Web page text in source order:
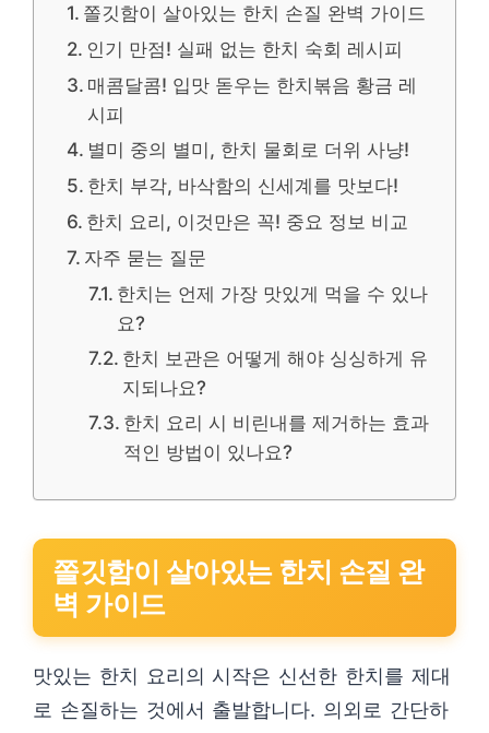
쫄깃함이 살아있는 한치 손질 완벽 가이드
인기 만점! 실패 없는 한치 숙회 레시피
매콤달콤! 입맛 돋우는 한치볶음 황금 레
시피
별미 중의 별미, 한치 물회로 더위 사냥!
한치 부각, 바삭함의 신세계를 맛보다!
한치 요리, 이것만은 꼭! 중요 정보 비교
자주 묻는 질문
한치는 언제 가장 맛있게 먹을 수 있나
요?
한치 보관은 어떻게 해야 싱싱하게 유
지되나요?
한치 요리 시 비린내를 제거하는 효과
적인 방법이 있나요?
쫄깃함이 살아있는 한치 손질 완
벽 가이드
맛있는 한치 요리의 시작은 신선한 한치를 제대
로 손질하는 것에서 출발합니다. 의외로 간단하